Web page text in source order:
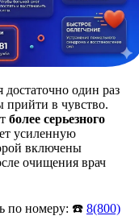
один раз
прийти в чувство.
более серьезного
усиленную
включены
очищения врач
по номеру: ☎️ 8(800)